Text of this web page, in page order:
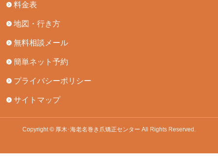
料金表
地図・行き方
無料相談メール
簡単ネット予約
プライバシーポリシー
サイトマップ
Copyright © 厚木･海老名巻き爪矯正センター All Rights Reserved.